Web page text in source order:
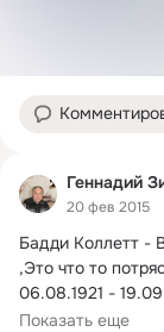
Геннадий
20 фев 2015
Бадди Коллетт -
,Это что то
06.08.1921 -
саксофонист,
Показать еще